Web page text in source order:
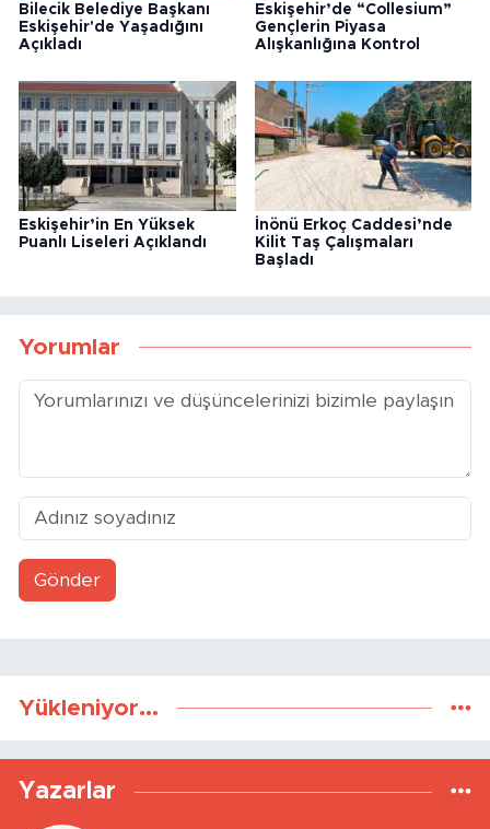
Bilecik Belediye Başkanı
Eskişehir'de Yaşadığını
Açıkladı
Eskişehir’de “Collesium”
Gençlerin Piyasa
Alışkanlığına Kontrol
Eskişehir’in En Yüksek
Puanlı Liseleri Açıklandı
İnönü Erkoç Caddesi’nde
Kilit Taş Çalışmaları
Başladı
Yorumlar
Gönder
Yükleniyor...
Yazarlar